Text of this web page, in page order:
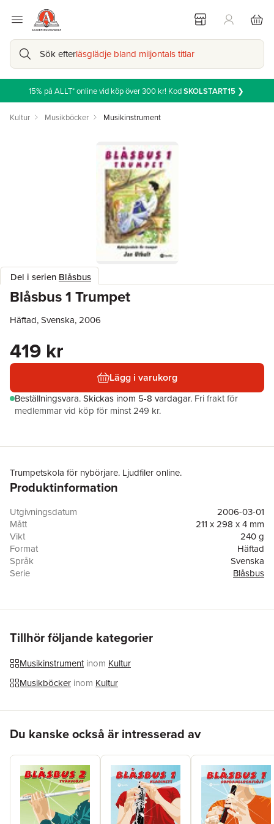
Sök efterläsglädje bland miljontals titlar
15% på ALLT* online vid köp över 300 kr! KodSKOLSTART15❯
Kultur Musikböcker Musikinstrument
Del i serien Blåsbus
Blåsbus 1 Trumpet
Häftad, Svenska, 2006
419 kr
Lägg i varukorg
Beställningsvara.Skickas inom 5-8 vardagar. Fri frakt för
medlemmar vid köp för minst 249 kr.
Trumpetskola för nybörjare. Ljudfiler online.
Produktinformation
Utgivningsdatum
2006-03-01
Mått
211 x 298 x 4 mm
Vikt
240 g
Format
Häftad
Språk
Svenska
Serie
Blåsbus
ISBN
9789187631405
Tillhör följande kategorier
Musikinstrument inom Kultur
Musikböcker inom Kultur
Du kanske också är intresserad av